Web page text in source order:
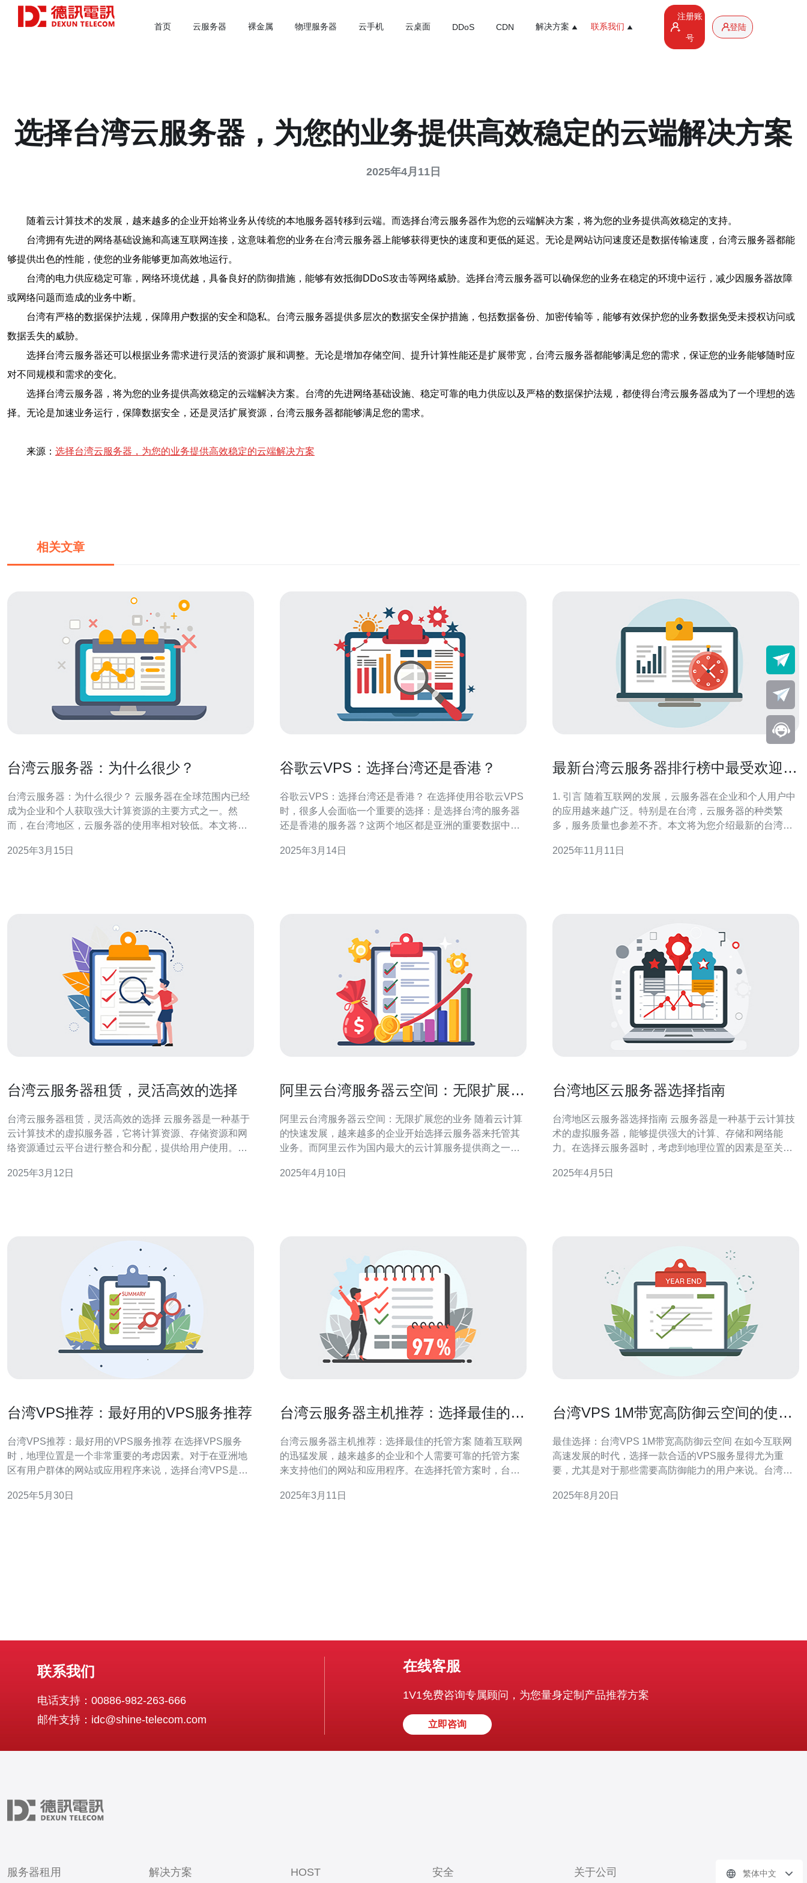
首页 云服务器 裸金属 物理服务器 云手机 云桌面 DDoS CDN 解决方案 联系我们
注册账
号
登陆
选择台湾云服务器，为您的业务提供高效稳定的云端解决方案
2025年4月11日
随着云计算技术的发展，越来越多的企业开始将业务从传统的本地服务器转移到云端。而选择台湾云服务器作为您的云端解决方案，将为您的业务提供高效稳定的支持。
台湾拥有先进的网络基础设施和高速互联网连接，这意味着您的业务在台湾云服务器上能够获得更快的速度和更低的延迟。无论是网站访问速度还是数据传输速度，台湾云服务器都能
够提供出色的性能，使您的业务能够更加高效地运行。
台湾的电力供应稳定可靠，网络环境优越，具备良好的防御措施，能够有效抵御DDoS攻击等网络威胁。选择台湾云服务器可以确保您的业务在稳定的环境中运行，减少因服务器故障
或网络问题而造成的业务中断。
台湾有严格的数据保护法规，保障用户数据的安全和隐私。台湾云服务器提供多层次的数据安全保护措施，包括数据备份、加密传输等，能够有效保护您的业务数据免受未授权访问或
数据丢失的威胁。
选择台湾云服务器还可以根据业务需求进行灵活的资源扩展和调整。无论是增加存储空间、提升计算性能还是扩展带宽，台湾云服务器都能够满足您的需求，保证您的业务能够随时应
对不同规模和需求的变化。
选择台湾云服务器，将为您的业务提供高效稳定的云端解决方案。台湾的先进网络基础设施、稳定可靠的电力供应以及严格的数据保护法规，都使得台湾云服务器成为了一个理想的选
择。无论是加速业务运行，保障数据安全，还是灵活扩展资源，台湾云服务器都能够满足您的需求。
来源： 选择台湾云服务器，为您的业务提供高效稳定的云端解决方案
相关文章
台湾云服务器：为什么很少？
台湾云服务器：为什么很少？ 云服务器在全球范围内已经
成为企业和个人获取强大计算资源的主要方式之一。然
而，在台湾地区，云服务器的使用率相对较低。本文将探
因。 台湾地区的基础设施相对滞后，网络带宽和稳定性都
2025年3月15日
谷歌云VPS：选择台湾还是香港？
谷歌云VPS：选择台湾还是香港？ 在选择使用谷歌云VPS
时，很多人会面临一个重要的选择：是选择台湾的服务器
还是香港的服务器？这两个地区都是亚洲的重要数据中
可以获得更低的延迟和更快的网速。对于需要快速访问大
2025年3月14日
最新台湾云服务器排行榜中最受欢迎的
1. 引言 随着互联网的发展，云服务器在企业和个人用户中
的应用越来越广泛。特别是在台湾，云服务器的种类繁
多，服务质量也参差不齐。本文将为您介绍最新的台湾云
务。 2. 台湾云服务器市场概述 台湾的云服务器市场近年来
2025年11月11日
台湾云服务器租赁，灵活高效的选择
台湾云服务器租赁，灵活高效的选择 云服务器是一种基于
云计算技术的虚拟服务器，它将计算资源、存储资源和网
络资源通过云平台进行整合和分配，提供给用户使用。相
等优点。 台湾作为亚洲地区的重要科技中心，拥有先进的
2025年3月12日
阿里云台湾服务器云空间：无限扩展您
阿里云台湾服务器云空间：无限扩展您的业务 随着云计算
的快速发展，越来越多的企业开始选择云服务器来托管其
业务。而阿里云作为国内最大的云计算服务提供商之一，
服务器云空间以其出色的性能、稳定的网络和卓越的安全
2025年4月10日
台湾地区云服务器选择指南
台湾地区云服务器选择指南 云服务器是一种基于云计算技
术的虚拟服务器，能够提供强大的计算、存储和网络能
力。在选择云服务器时，考虑到地理位置的因素是至关重
的云服务器可以提供更低的延迟和更好的性能。 在选择台
2025年4月5日
台湾VPS推荐：最好用的VPS服务推荐
台湾VPS推荐：最好用的VPS服务推荐 在选择VPS服务
时，地理位置是一个非常重要的考虑因素。对于在亚洲地
区有用户群体的网站或应用程序来说，选择台湾VPS是一
南亚地区都非常便捷。同时，台湾VPS的性能和稳定性也
2025年5月30日
台湾云服务器主机推荐：选择最佳的托
台湾云服务器主机推荐：选择最佳的托管方案 随着互联网
的迅猛发展，越来越多的企业和个人需要可靠的托管方案
来支持他们的网站和应用程序。在选择托管方案时，台湾
服务器主机的优势，并提供一些建议来选择最佳的托管方
2025年3月11日
台湾VPS 1M带宽高防御云空间的使用
最佳选择：台湾VPS 1M带宽高防御云空间 在如今互联网
高速发展的时代，选择一款合适的VPS服务显得尤为重
要，尤其是对于那些需要高防御能力的用户来说。台湾的
带宽的高防御云空间，更是提供了最佳的解决方案。无论
2025年8月20日
联系我们
电话支持：00886-982-263-666
邮件支持：idc@shine-telecom.com
在线客服
1V1免费咨询专属顾问，为您量身定制产品推荐方案
立即咨询
服务器租用 解决方案 HOST 安全 关于公司 繁体中文